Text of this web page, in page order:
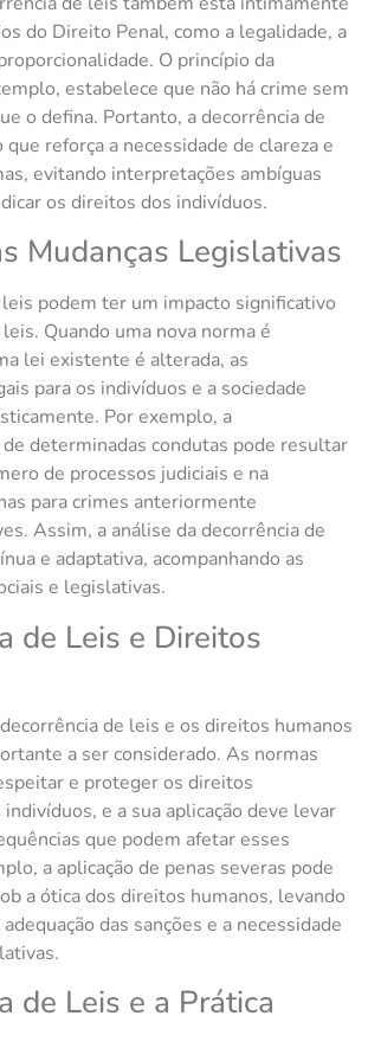
do Direito Penal, como a legalidade, a
O princípio da
estabelece que não há crime sem
o defina. Portanto, a decorrência de
reforça a necessidade de clareza e
evitando interpretações ambíguas
os direitos dos indivíduos.
Mudanças Legislativas
podem ter um impacto significativo
Quando uma nova norma é
lei existente é alterada, as
para os indivíduos e a sociedade
Por exemplo, a
determinadas condutas pode resultar
de processos judiciais e na
para crimes anteriormente
Assim, a análise da decorrência de
e adaptativa, acompanhando as
e legislativas.
de Leis e Direitos
de leis e os direitos humanos
a ser considerado. As normas
e proteger os direitos
e a sua aplicação deve levar
que podem afetar esses
a aplicação de penas severas pode
a ótica dos direitos humanos, levando
das sanções e a necessidade
de Leis e a Prática